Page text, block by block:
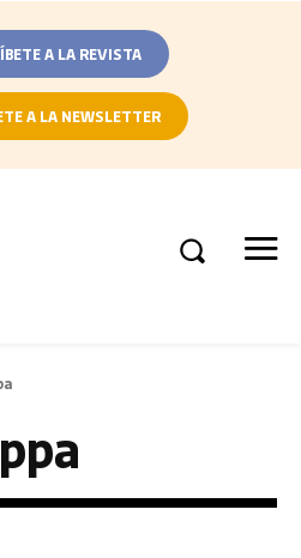
A LA REVISTA
A LA NEWSLETTER